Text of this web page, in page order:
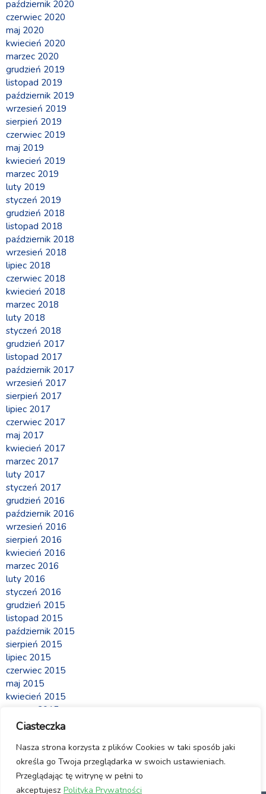
Ciasteczka
Nasza strona korzysta z plików Cookies w taki sposób jaki
określa go Twoja przeglądarka w swoich ustawieniach.
Przeglądając tę witrynę w pełni to
akceptujesz Polityka Prywatności
październik 2020
czerwiec 2020
maj 2020
kwiecień 2020
marzec 2020
grudzień 2019
listopad 2019
październik 2019
wrzesień 2019
sierpień 2019
czerwiec 2019
maj 2019
kwiecień 2019
marzec 2019
luty 2019
styczeń 2019
grudzień 2018
listopad 2018
październik 2018
wrzesień 2018
lipiec 2018
czerwiec 2018
kwiecień 2018
marzec 2018
luty 2018
styczeń 2018
grudzień 2017
listopad 2017
październik 2017
wrzesień 2017
sierpień 2017
lipiec 2017
czerwiec 2017
maj 2017
kwiecień 2017
marzec 2017
luty 2017
styczeń 2017
grudzień 2016
październik 2016
wrzesień 2016
sierpień 2016
kwiecień 2016
marzec 2016
luty 2016
styczeń 2016
grudzień 2015
listopad 2015
październik 2015
sierpień 2015
lipiec 2015
czerwiec 2015
maj 2015
kwiecień 2015
marzec 2015
luty 2015
Meta
Zaloguj się
Strony Internetowe Kraków